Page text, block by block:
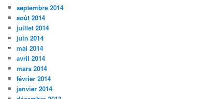
septembre 2014
août 2014
juillet 2014
juin 2014
mai 2014
avril 2014
mars 2014
février 2014
janvier 2014